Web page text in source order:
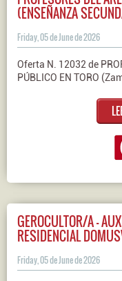
(ENSEÑANZA
Friday, 05 de June de 2026
Oferta N. 12032 de
PÚBLICO EN TORO
GEROCULTOR/A -
RESIDENCIAL
Friday, 05 de June de 2026